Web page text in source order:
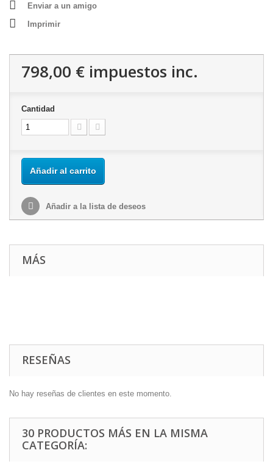
Enviar a un amigo
Imprimir
798,00 € impuestos inc.
Cantidad
Añadir al carrito
Añadir a la lista de deseos
MÁS
RESEÑAS
No hay reseñas de clientes en este momento.
30 PRODUCTOS MÁS EN LA MISMA
CATEGORÍA: